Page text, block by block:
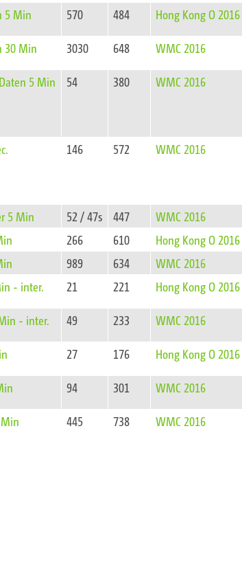
5 Min 570 484 Hong Kong O 2016
30 Min 3030 648 WMC 2016
5 Min 54 380 WMC 2016
146 572 WMC 2016
5 Min 52 / 47s 447 WMC 2016
266 610 Hong Kong O 2016
989 634 WMC 2016
- inter. 21 221 Hong Kong O 2016
- inter. 49 233 WMC 2016
27 176 Hong Kong O 2016
94 301 WMC 2016
445 738 WMC 2016